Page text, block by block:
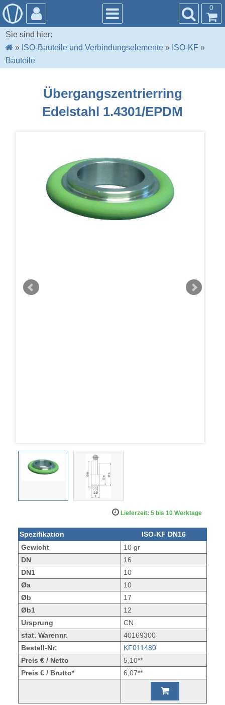
0
Sie sind hier:
» ISO-Bauteile und Verbindungselemente » ISO-KF »
Bauteile
Übergangszentrierring
Edelstahl 1.4301/EPDM
Lieferzeit: 5 bis 10 Werktage
Spezifikation
ISO-KF DN16
Gewicht
10 gr
DN
16
DN1
10
Øa
10
Øb
17
Øb1
12
Ursprung
CN
stat. Warennr.
40169300
Bestell-Nr:
KF011480
Preis € / Netto
5,10**
Preis € / Brutto*
6,07**